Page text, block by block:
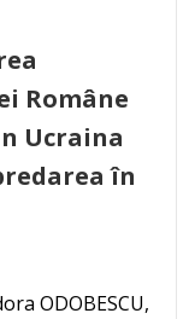
Române
Ucraina
în
ODOBESCU,